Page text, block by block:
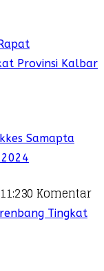
Provinsi Kalbar
Samapta
0 Komentar
Tingkat